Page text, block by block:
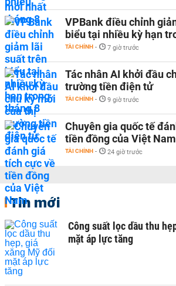
VPBank điều chỉnh
biểu tại nhiều kỳ hạn
TÀI CHÍNH - 7 giờ trước
Tác nhân AI khởi đầu
trường tiền điện tử
TÀI CHÍNH - 9 giờ trước
Chuyên gia quốc tế
tiền đồng của Việt Nam
TÀI CHÍNH - 24 giờ trước
Tin mới
Công suất lọc dầu thu
mặt áp lực tăng